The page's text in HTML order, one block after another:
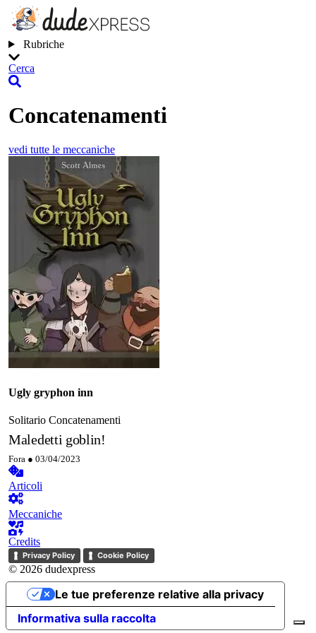
Rubriche
Cerca
Concatenamenti
vedi tutte le meccaniche
Ugly gryphon inn
Solitario Concatenamenti
Maledetti goblin!
Fora ● 03/04/2023
Articoli
Meccaniche
Credits
Privacy Policy Cookie Policy
© 2026 dudexpress
Informativa sulla raccolta
Le tue preferenze relative alla privacy